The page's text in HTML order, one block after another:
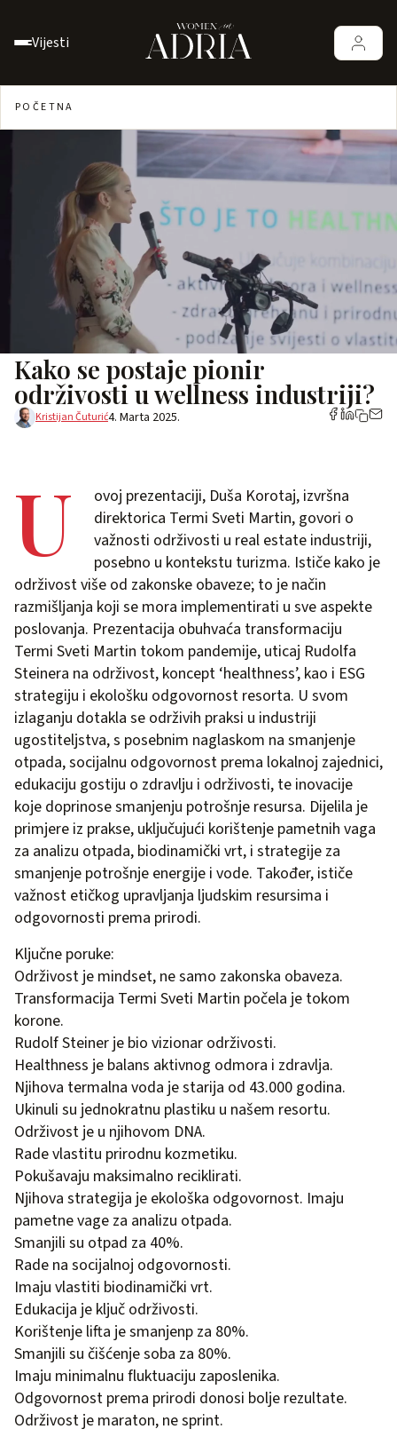
Vijesti
POČETNA
Kako se postaje pionir
održivosti u wellness industriji?
Kristijan Čuturić4. Marta 2025.
U
ovoj prezentaciji, Duša Korotaj, izvršna
direktorica Termi Sveti Martin, govori o
važnosti održivosti u real estate industriji,
posebno u kontekstu turizma. Ističe kako je
održivost više od zakonske obaveze; to je način
razmišljanja koji se mora implementirati u sve aspekte
poslovanja. Prezentacija obuhvaća transformaciju
Termi Sveti Martin tokom pandemije, uticaj Rudolfa
Steinera na održivost, koncept ‘healthness’, kao i ESG
strategiju i ekološku odgovornost resorta. U svom
izlaganju dotakla se održivih praksi u industriji
ugostiteljstva, s posebnim naglaskom na smanjenje
otpada, socijalnu odgovornost prema lokalnoj zajednici,
edukaciju gostiju o zdravlju i održivosti, te inovacije
koje doprinose smanjenju potrošnje resursa. Dijelila je
primjere iz prakse, uključujući korištenje pametnih vaga
za analizu otpada, biodinamički vrt, i strategije za
smanjenje potrošnje energije i vode. Također, ističe
važnost etičkog upravljanja ljudskim resursima i
odgovornosti prema prirodi.
Ključne poruke:
Održivost je mindset, ne samo zakonska obaveza.
Transformacija Termi Sveti Martin počela je tokom
korone.
Rudolf Steiner je bio vizionar održivosti.
Healthness je balans aktivnog odmora i zdravlja.
Njihova termalna voda je starija od 43.000 godina.
Ukinuli su jednokratnu plastiku u našem resortu.
Održivost je u njihovom DNA.
Rade vlastitu prirodnu kozmetiku.
Pokušavaju maksimalno reciklirati.
Njihova strategija je ekološka odgovornost. Imaju
pametne vage za analizu otpada.
Smanjili su otpad za 40%.
Rade na socijalnoj odgovornosti.
Imaju vlastiti biodinamički vrt.
Edukacija je ključ održivosti.
Korištenje lifta je smanjenp za 80%.
Smanjili su čišćenje soba za 80%.
Imaju minimalnu fluktuaciju zaposlenika.
Odgovornost prema prirodi donosi bolje rezultate.
Održivost je maraton, ne sprint.